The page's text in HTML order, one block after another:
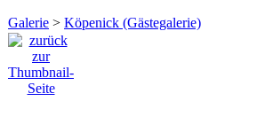
Galerie > Köpenick (Gästegalerie)